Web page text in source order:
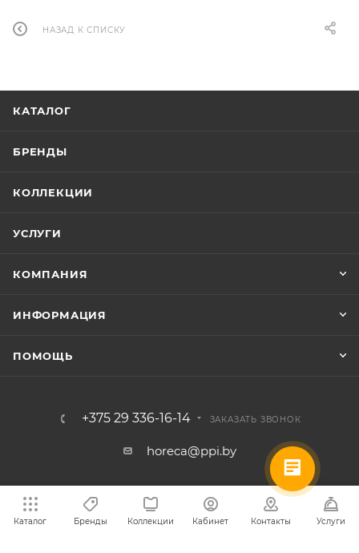
НАЗАД К СПИСКУ
КАТАЛОГ
БРЕНДЫ
КОЛЛЕКЦИИ
УСЛУГИ
КОМПАНИЯ
ИНФОРМАЦИЯ
ПОМОЩЬ
+375 29 336-16-14 ЗАКАЗАТЬ ЗВОНОК
horeca@ppi.by
Минск, Новодворский с/с, №40/1
пн-пт: с 9:00 до 17:30
Каталог Бренды Коллекции Кабинет Контакты Услуги